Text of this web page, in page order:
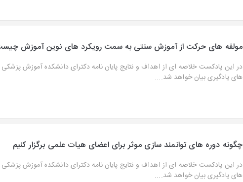
مولفه های حرکت از آموزش سنتی به سمت رویکرد های نوین آموزش
در این پادکست خلاصه ای از اهداف و نتایج پایان نامه دکترای دانشکده آموزش پزشکی
های یادگیری بیان خواهد شد....
چگونه دوره های توانمند سازی موثر برای اعضای هیات علمی برگزار کنیم
در این پادکست خلاصه ای از اهداف و نتایج پایان نامه دکترای دانشکده آموزش پزشکی
های یادگیری بیان خواهد شد....